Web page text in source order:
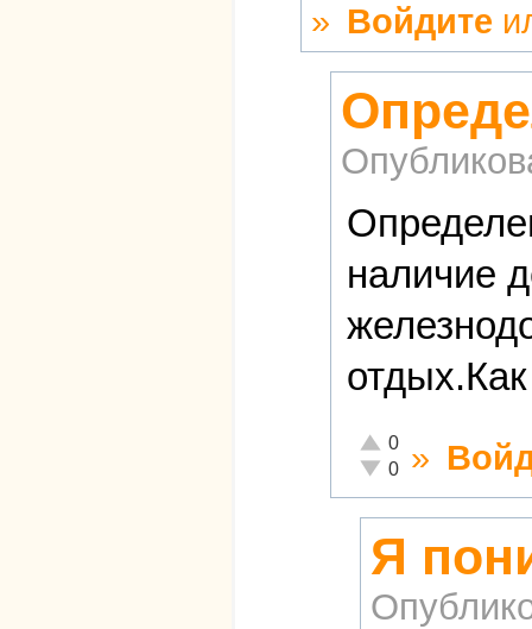
» Войдите
наличие
Отлично!
0
Неадекватно!
0 »
Я